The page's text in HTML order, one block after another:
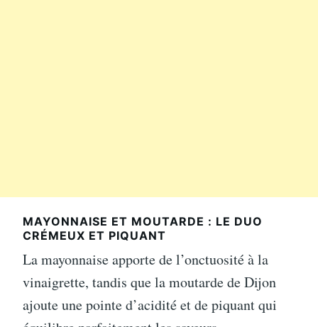
MAYONNAISE ET MOUTARDE : LE DUO
CRÉMEUX ET PIQUANT
La mayonnaise apporte de l’onctuosité à la
vinaigrette, tandis que la moutarde de Dijon
ajoute une pointe d’acidité et de piquant qui